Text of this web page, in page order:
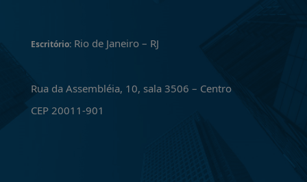
Escritório:Rio de Janeiro – RJ
Rua da Assembléia, 10, sala 3506 – Centro
CEP 20011-901